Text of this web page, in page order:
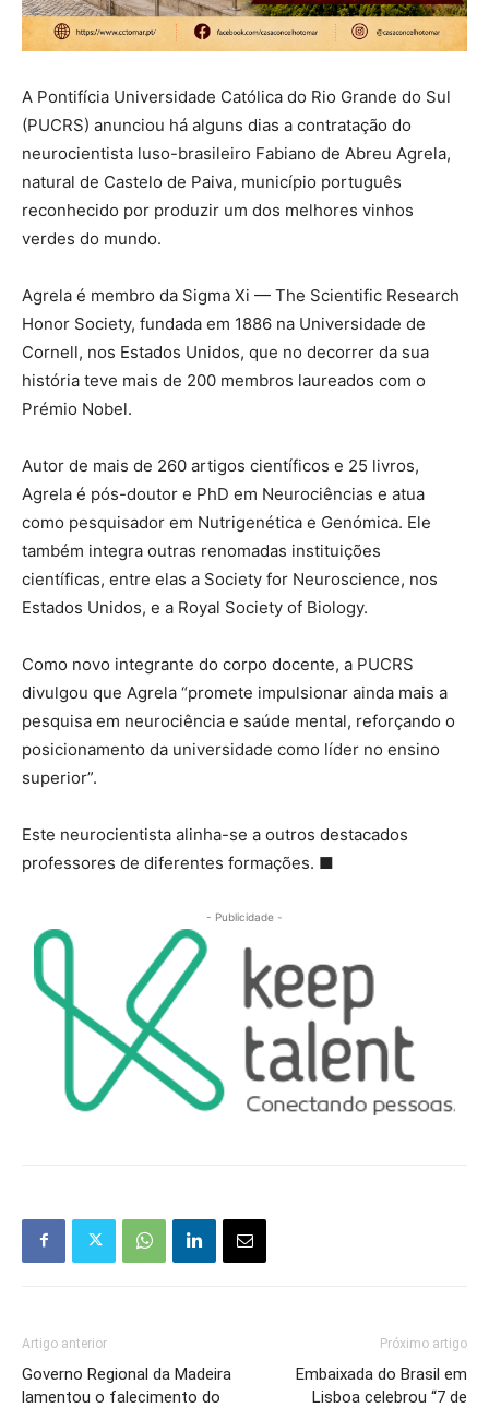
A Pontifícia Universidade Católica do Rio Grande do Sul
(PUCRS) anunciou há alguns dias a contratação do
neurocientista luso-brasileiro Fabiano de Abreu Agrela,
natural de Castelo de Paiva, município português
reconhecido por produzir um dos melhores vinhos
verdes do mundo.
Agrela é membro da Sigma Xi — The Scientific Research
Honor Society, fundada em 1886 na Universidade de
Cornell, nos Estados Unidos, que no decorrer da sua
história teve mais de 200 membros laureados com o
Prémio Nobel.
Autor de mais de 260 artigos científicos e 25 livros,
Agrela é pós-doutor e PhD em Neurociências e atua
como pesquisador em Nutrigenética e Genómica. Ele
também integra outras renomadas instituições
científicas, entre elas a Society for Neuroscience, nos
Estados Unidos, e a Royal Society of Biology.
Como novo integrante do corpo docente, a PUCRS
divulgou que Agrela “promete impulsionar ainda mais a
pesquisa em neurociência e saúde mental, reforçando o
posicionamento da universidade como líder no ensino
superior”.
Este neurocientista alinha-se a outros destacados
professores de diferentes formações. ■
- Publicidade -
Artigo anterior
Governo Regional da Madeira
lamentou o falecimento do
Próximo artigo
Embaixada do Brasil em
Lisboa celebrou “7 de